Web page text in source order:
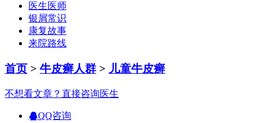
医生医师
银屑常识
康复故事
来院路线
首页 > 牛皮癣人群 > 儿童牛皮癣
不想看文章？直接咨询医生
QQ咨询